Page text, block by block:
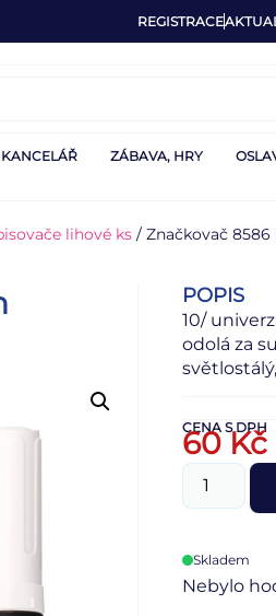
REGISTRACE
KANCELÁŘ ZÁBAVA, HRY
lihové ks / Značkovač
POPIS
10/
odolá za
CENA S DPH
60Kč
Skladem
Nebylo